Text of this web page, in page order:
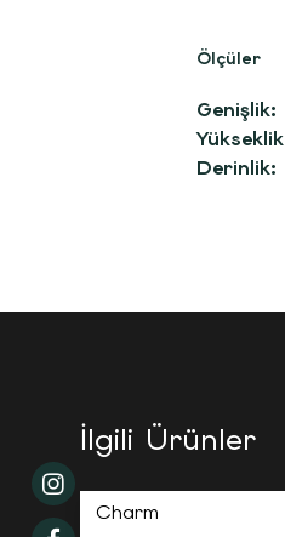
Ölçüler
Genişlik:
Derinlik:
İlgili Ürünler
Charm